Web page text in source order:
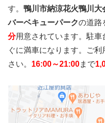
す。 鴨川市納涼花火鴨川大
バーベキューパークの道路
分用意されています。駐
ぐに満車になります。ご
さい。 16:00～21:00まで